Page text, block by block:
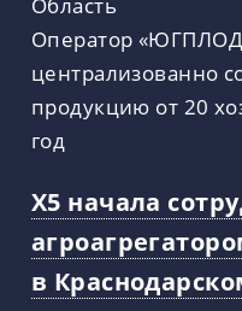
Оператор
централизованно
продукцию от 20
год
X5 начала
в